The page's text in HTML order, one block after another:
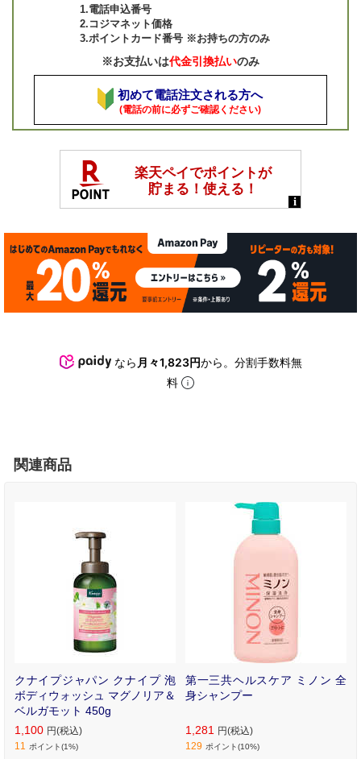
1.電話申込番号
2.コジマネット価格
3.ポイントカード番号 ※お持ちの方のみ
※お支払いは代金引換払いのみ
初めて電話注文される方へ
(電話の前に必ずご確認ください)
なら 月々1,823円から。分割手数料無
料
関連商品
クナイプジャパン クナイプ 泡
ボディウォッシュ マグノリア＆
ベルガモット 450g
1,100 円(税込)
11 ポイント(1%)
第一三共ヘルスケア ミノン 全
身シャンプー
1,281
円(税込)
129 ポイント(10%)